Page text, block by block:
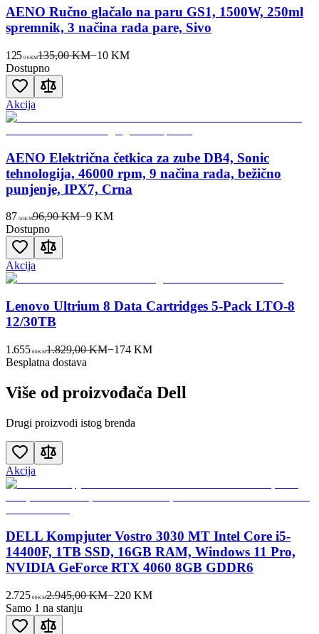
AENO Ručno glačalo na paru GS1, 1500W, 250ml
spremnik, 3 načina rada pare, Sivo
125 00KM135,00 KM−10 KM
Dostupno
Akcija
AENO Električna četkica za zube DB4, Sonic
tehnologija, 46000 rpm, 9 načina rada, bežično
punjenje, IPX7, Crna
87 50KM96,90 KM−9KM
Dostupno
Akcija
Lenovo Ultrium 8 Data Cartridges 5-Pack LTO-8
12/30TB
1.655 00KM1.829,00 KM−174KM
Besplatna dostava
Više od proizvođača Dell
Drugi proizvodi istog brenda
Akcija
DELL Kompjuter Vostro 3030 MT Intel Core i5-
14400F, 1TB SSD, 16GB RAM, Windows 11 Pro,
NVIDIA GeForce RTX 4060 8GB GDDR6
2.725 00KM2.945,00 KM−220KM
Samo 1 na stanju